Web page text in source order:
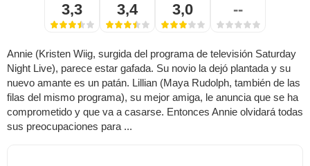
3,3 3,4 3,0 --
Annie (Kristen Wiig, surgida del programa de televisión Saturday
Night Live), parece estar gafada. Su novio la dejó plantada y su
nuevo amante es un patán. Lillian (Maya Rudolph, también de las
filas del mismo programa), su mejor amiga, le anuncia que se ha
comprometido y que va a casarse. Entonces Annie olvidará todas
sus preocupaciones para ...